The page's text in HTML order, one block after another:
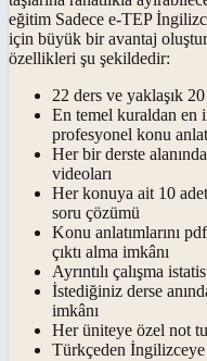
eğitim Sadece e-TEP
için büyük bir avantaj
özellikleri şu şekildedir:
22 ders ve yaklaşık
En temel kuraldan en
profesyonel konu
Her bir derste
videoları
Her konuya ait 10 adet
soru çözümü
Konu anlatımlarını
çıktı alma imkânı
Ayrıntılı çalışma
İstediğiniz derse
imkânı
Her üniteye özel not
Türkçeden